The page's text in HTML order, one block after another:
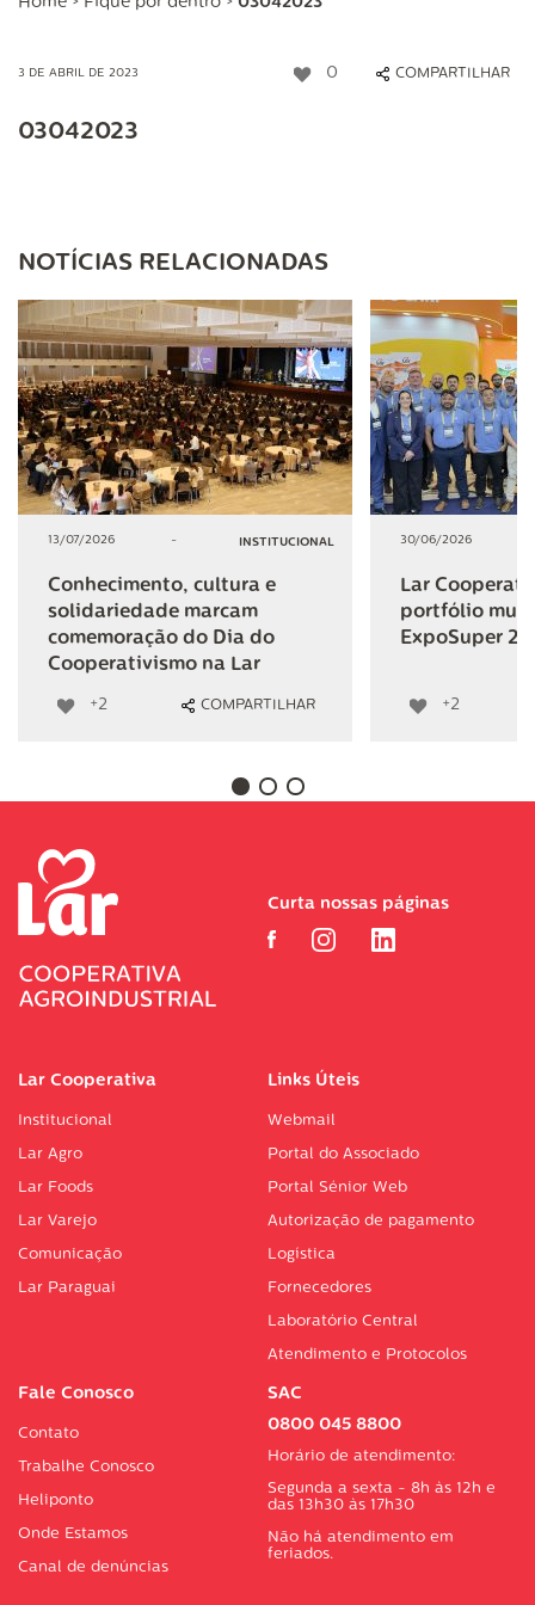
3 DE ABRIL DE 2023 0 COMPARTILHAR
03042023
NOTÍCIAS RELACIONADAS
13/07/2026 - INSTITUCIONAL
Conhecimento, cultura e
solidariedade marcam
comemoração do Dia do
Cooperativismo na Lar
+2 COMPARTILHAR
30/06/2026
Lar
portfólio
ExpoSuper
+2
Lar Cooperativa
Institucional
Lar Agro
Lar Foods
Lar Varejo
Comunicação
Lar Paraguai
Links Úteis
Webmail
Portal do Associado
Portal Sénior Web
Autorização de pagamento
Logística
Fornecedores
Laboratório Central
Atendimento e Protocolos
Fale Conosco
Contato
Trabalhe Conosco
Heliponto
Onde Estamos
Canal de denúncias
SAC
0800 045 8800
Horário de atendimento:
Segunda a sexta - 8h às 12h e
das 13h30 às 17h30
Não há atendimento em
feriados.
Curta nossas páginas